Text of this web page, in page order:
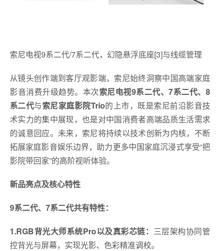
索尼电视9系二代/7系二代，幻隐悬浮底座[3]与线缆管理
从镜头创作端到客厅观影端，索尼始终洞察中国高端家庭
影音消费升级趋势。本次索尼电视9系二代、7系二代、8
系二代与索尼家庭影院Trio的上市，既是索尼前沿影音技
术实力的集中展现，也是对中国消费者高端品质生活需求
的诚意回应。未来，索尼将持续以技术创新为内核，不断
拓展家庭影音娱乐边界，助力更多中国家庭沉浸式享受“把
影院带回家”的高阶视听体验。
新品亮点及核心特性
9系二代、7系二代共有特性：
1.RGB背光大师系统Pro以及真彩芯链： 三层架构协同管
控背光与屏幕，实现光影、色彩精准调校。